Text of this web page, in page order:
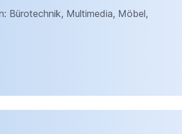
Bürotechnik, Multimedia, Möbel,